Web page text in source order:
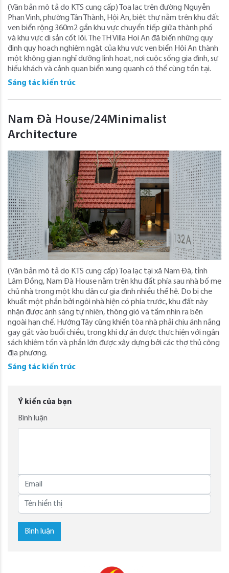
(Văn bản mô tả do KTS cung cấp) Tọa lạc trên đường Nguyễn
Phan Vinh, phường Tân Thành, Hội An, biệt thự nằm trên khu đất
ven biển rộng 360m2 gần khu vực chuyển tiếp giữa thành phố
và khu vực di sản cốt lõi. The TH Villa Hoi An đã biến những quy
định quy hoạch nghiêm ngặt của khu vực ven biển Hội An thành
một không gian nghỉ dưỡng linh hoạt, nơi cuộc sống gia đình, sự
hiếu khách và cảnh quan biển xung quanh có thể cùng tồn tại.
Sáng tác kiến trúc
Nam Đà House/24Minimalist
Architecture
(Văn bản mô tả do KTS cung cấp) Tọa lạc tại xã Nam Đà, tỉnh
Lâm Đồng, Nam Đà House nằm trên khu đất phía sau nhà bố mẹ
chủ nhà trong một khu dân cư gia đình nhiều thế hệ. Do bị che
khuất một phần bởi ngôi nhà hiện có phía trước, khu đất này
nhận được ánh sáng tự nhiên, thông gió và tầm nhìn ra bên
ngoài hạn chế. Hướng Tây cũng khiến tòa nhà phải chịu ánh nắng
gay gắt vào buổi chiều, trong khi dự án được thực hiện với ngân
sách khiêm tốn và phần lớn được xây dựng bởi các thợ thủ công
địa phương.
Sáng tác kiến trúc
Ý kiến của bạn
Bình luận
Bình luận